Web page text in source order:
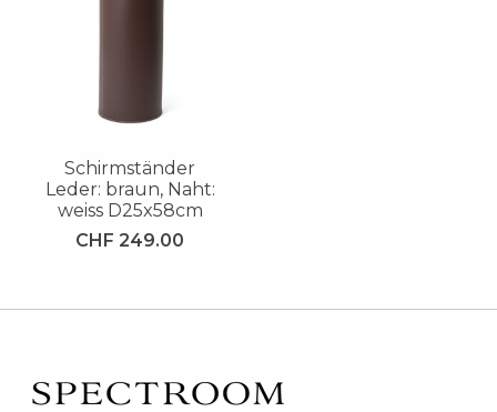
Schirmständer
Leder: braun, Naht:
weiss D25x58cm
CHF 249.00